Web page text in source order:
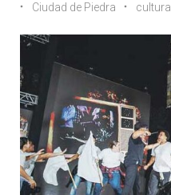
Ciudad de Piedra
cultura